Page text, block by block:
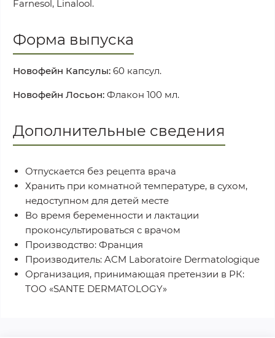
Farnesol, Linalool.
Форма выпуска
Новофейн Капсулы: 60 капсул.
Новофейн Лосьон: Флакон 100 мл.
Дополнительные сведения
Отпускается без рецепта врача
Хранить при комнатной температуре, в сухом,
недоступном для детей месте
Во время беременности и лактации
проконсультироваться с врачом
Производство: Франция
Производитель: ACM Laboratoire Dermatologique
Организация, принимающая претензии в РК:
ТОО «SANTE DERMATOLOGY»